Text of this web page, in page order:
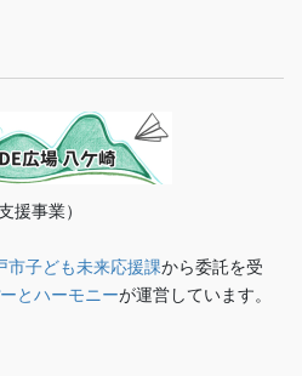
援事業）
市子ども未来応援課から委託を受
とハーモニーが運営しています。